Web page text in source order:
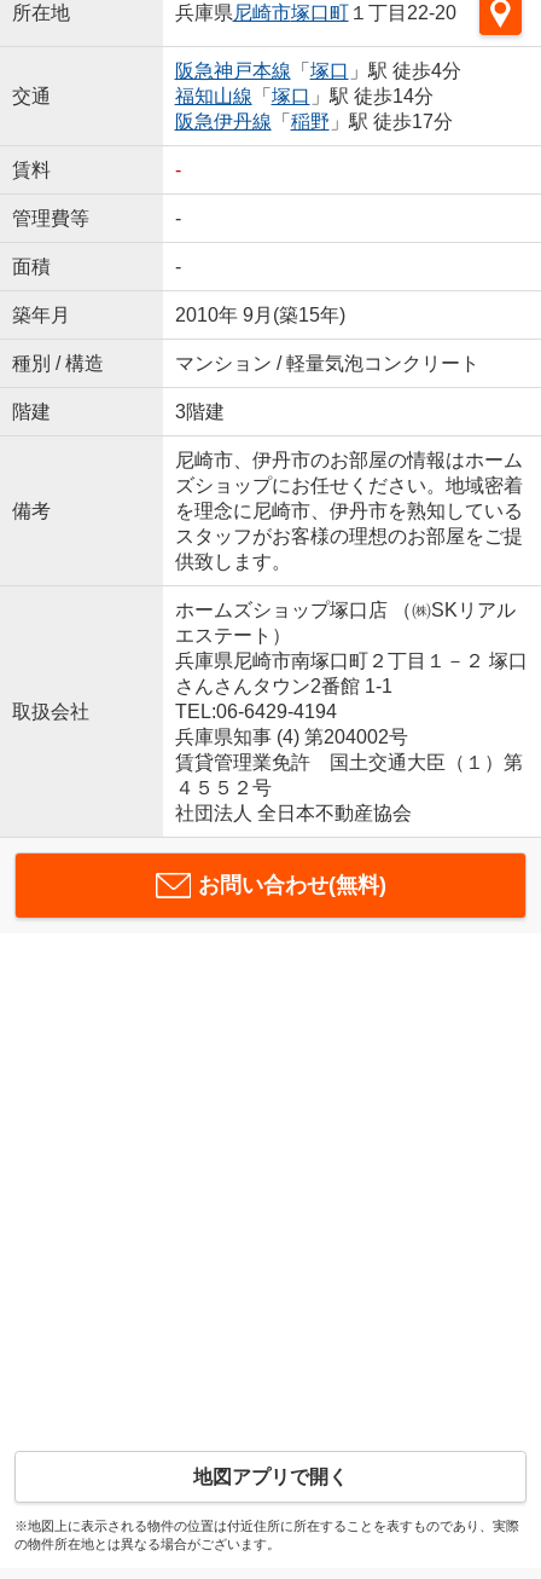
所在地 兵庫県尼崎市塚口町１丁目22-20
交通
阪急神戸本線 「 塚口 」駅 徒歩4分
福知山線 「 塚口 」駅 徒歩14分
阪急伊丹線 「 稲野 」駅 徒歩17分
賃料 -
管理費等 -
面積 -
築年月 2010年 9月(築15年)
種別 / 構造 マンション / 軽量気泡コンクリート
階建 3階建
備考
尼崎市、伊丹市のお部屋の情報はホーム
ズショップにお任せください。地域密着
を理念に尼崎市、伊丹市を熟知している
スタッフがお客様の理想のお部屋をご提
供致します。
取扱会社
ホームズショップ塚口店 （㈱SKリアル
エステート）
兵庫県尼崎市南塚口町２丁目１－２ 塚口
さんさんタウン2番館 1-1
TEL:06-6429-4194
兵庫県知事 (4) 第204002号
賃貸管理業免許 国土交通大臣（１）第
４５５２号
社団法人 全日本不動産協会
お問い合わせ(無料)
地図アプリで開く
※地図上に表示される物件の位置は付近住所に所在することを表すものであり、実際
の物件所在地とは異なる場合がございます。